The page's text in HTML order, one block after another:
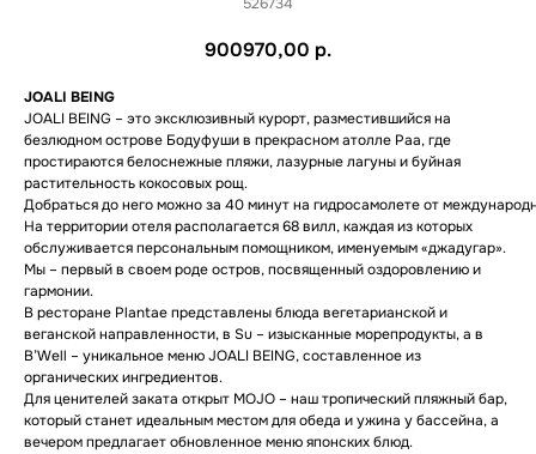
900970,00 р.
JOALI BEING
JOALI BEING – это эксклюзивный курорт, разместившийся на
безлюдном острове Бодуфуши в прекрасном атолле Раа, где
простираются белоснежные пляжи, лазурные лагуны и буйная
растительность кокосовых рощ.
Добраться до него можно за 40 минут на гидросамолете от
На территории отеля располагается 68 вилл, каждая из которых
обслуживается персональным помощником, именуемым «джадугар».
Мы – первый в своем роде остров, посвященный оздоровлению и
гармонии.
В ресторане Plantae представлены блюда вегетарианской и
веганской направленности, в Su – изысканные морепродукты, а в
B’Well – уникальное меню JOALI BEING, составленное из
органических ингредиентов.
Для ценителей заката открыт MOJO – наш тропический пляжный бар,
который станет идеальным местом для обеда и ужина у бассейна, а
вечером предлагает обновленное меню японских блюд.